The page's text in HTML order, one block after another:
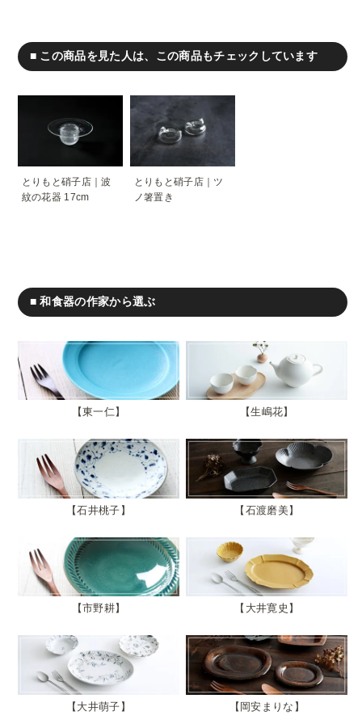
■ この商品を見た人は、この商品もチェックしています
とりもと硝子店｜波
紋の花器 17cm
とりもと硝子店｜ツ
ノ箸置き
■ 和食器の作家から選ぶ
東一仁 生嶋花
石井桃子 石渡磨美
市野耕 大井寛史
大井萌子 岡安まりな